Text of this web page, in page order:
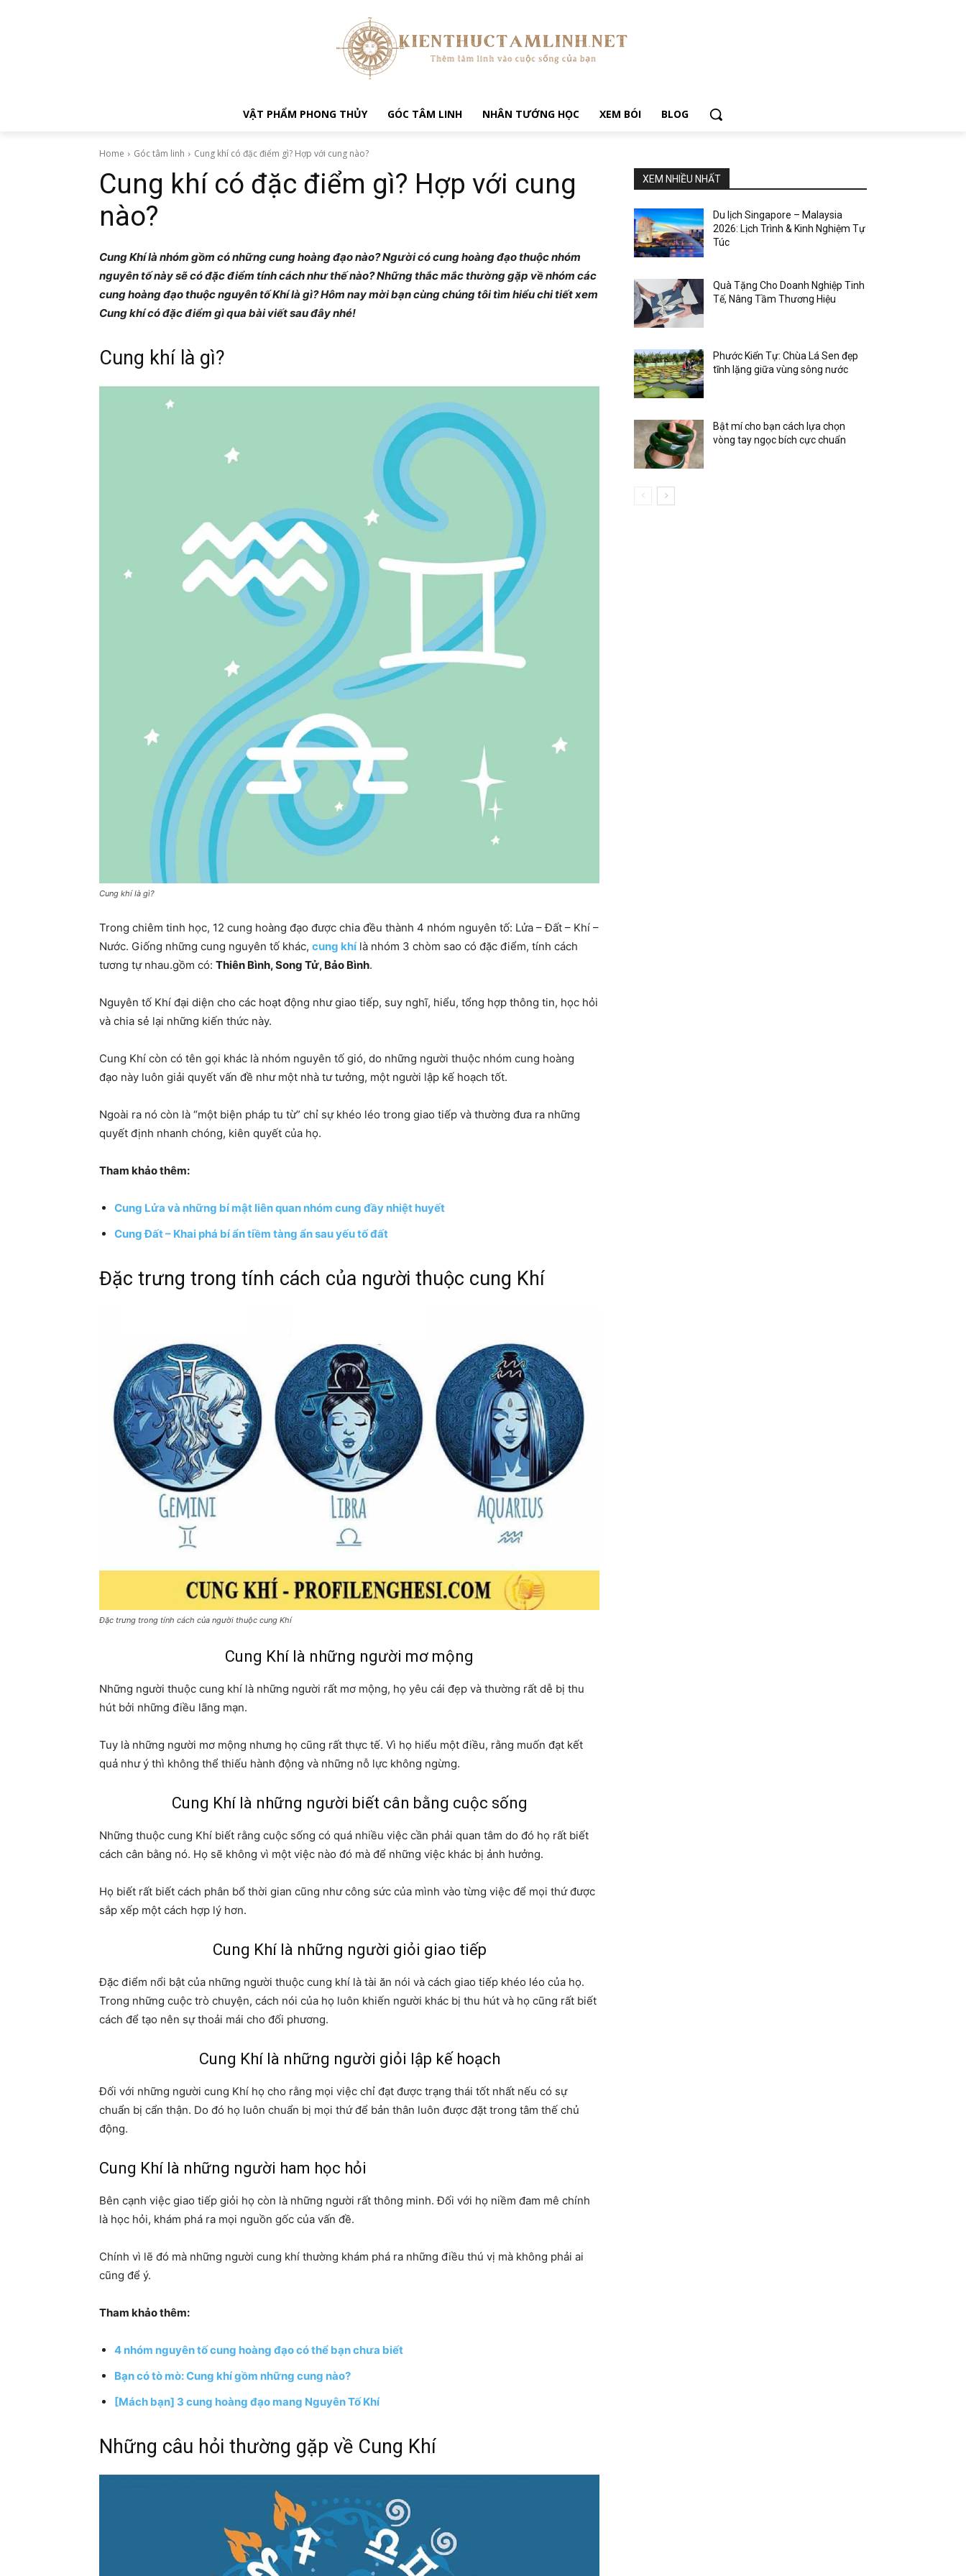
VẬT PHẨM PHONG THỦY GÓC TÂM LINH NHÂN TƯỚNG HỌC XEM BÓI BLOG
Home Góc tâm linh Cung khí có đặc điểm gì? Hợp với cung nào?
Cung khí có đặc điểm gì? Hợp với cung
nào?
Cung Khí là nhóm gồm có những cung hoàng đạo nào? Người có cung hoàng đạo thuộc nhóm
nguyên tố này sẽ có đặc điểm tính cách như thế nào?Những thắc mắc thường gặp về nhóm các
cung hoàng đạo thuộc nguyên tố Khí là gì? Hôm nay mời bạn cùng chúng tôi tìm hiểu chi tiết xem
Cung khí có đặc điểm gì qua bài viết sau đây nhé!
Cung khí là gì?
Cung khí là gì?
Trong chiêm tinh học, 12 cung hoàng đạo được chia đều thành 4 nhóm nguyên tố: Lửa – Đất – Khí –
Nước. Giống những cung nguyên tố khác, cung khílà nhóm 3 chòm sao có đặc điểm, tính cách
tương tự nhau.gồm có: Thiên Bình, Song Tử, Bảo Bình.
Nguyên tố Khí đại diện cho các hoạt động như giao tiếp, suy nghĩ, hiểu, tổng hợp thông tin, học hỏi
và chia sẻ lại những kiến thức này.
Cung Khí còn có tên gọi khác là nhóm nguyên tố gió, do những người thuộc nhóm cung hoàng
đạo này luôn giải quyết vấn đề như một nhà tư tưởng, một người lập kế hoạch tốt.
Ngoài ra nó còn là “một biện pháp tu từ” chỉ sự khéo léo trong giao tiếp và thường đưa ra những
quyết định nhanh chóng, kiên quyết của họ.
Tham khảo thêm:
Cung Lửa và những bí mật liên quan nhóm cung đầy nhiệt huyết
Cung Đất – Khai phá bí ẩn tiềm tàng ẩn sau yếu tố đất
Đặc trưng trong tính cách của người thuộc cung Khí
Đặc trưng trong tính cách của người thuộc cung Khí
Cung Khí là những người mơ mộng
Những người thuộc cung khí là những người rất mơ mộng, họ yêu cái đẹp và thường rất dễ bị thu
hút bởi những điều lãng mạn.
Tuy là những người mơ mộng nhưng họ cũng rất thực tế. Vì họ hiểu một điều, rằng muốn đạt kết
quả như ý thì không thể thiếu hành động và những nỗ lực không ngừng.
Cung Khí là những người biết cân bằng cuộc sống
Những thuộc cung Khí biết rằng cuộc sống có quá nhiều việc cần phải quan tâm do đó họ rất biết
cách cân bằng nó. Họ sẽ không vì một việc nào đó mà để những việc khác bị ảnh hưởng.
Họ biết rất biết cách phân bổ thời gian cũng như công sức của mình vào từng việc để mọi thứ được
sắp xếp một cách hợp lý hơn.
Cung Khí là những người giỏi giao tiếp
Đặc điểm nổi bật của những người thuộc cung khí là tài ăn nói và cách giao tiếp khéo léo của họ.
Trong những cuộc trò chuyện, cách nói của họ luôn khiến người khác bị thu hút và họ cũng rất biết
cách để tạo nên sự thoải mái cho đối phương.
Cung Khí là những người giỏi lập kế hoạch
Đối với những người cung Khí họ cho rằng mọi việc chỉ đạt được trạng thái tốt nhất nếu có sự
chuẩn bị cẩn thận. Do đó họ luôn chuẩn bị mọi thứ để bản thân luôn được đặt trong tâm thế chủ
động.
Cung Khí là những người ham học hỏi
Bên cạnh việc giao tiếp giỏi họ còn là những người rất thông minh. Đối với họ niềm đam mê chính
là học hỏi, khám phá ra mọi nguồn gốc của vấn đề.
Chính vì lẽ đó mà những người cung khí thường khám phá ra những điều thú vị mà không phải ai
cũng để ý.
Tham khảo thêm:
4 nhóm nguyên tố cung hoàng đạo có thể bạn chưa biết
Bạn có tò mò: Cung khí gồm những cung nào?
[Mách bạn] 3 cung hoàng đạo mang Nguyên Tố Khí
Những câu hỏi thường gặp về Cung Khí
XEM NHIỀU NHẤT
Du lịch Singapore – Malaysia
2026: Lịch Trình & Kinh Nghiệm Tự
Túc
Quà Tặng Cho Doanh Nghiệp Tinh
Tế, Nâng Tầm Thương Hiệu
Phước Kiển Tự: Chùa Lá Sen đẹp
tĩnh lặng giữa vùng sông nước
Bật mí cho bạn cách lựa chọn
vòng tay ngọc bích cực chuẩn